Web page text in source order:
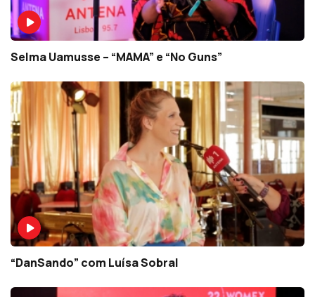
Selma Uamusse – “MAMA” e “No Guns”
“DanSando” com Luísa Sobral